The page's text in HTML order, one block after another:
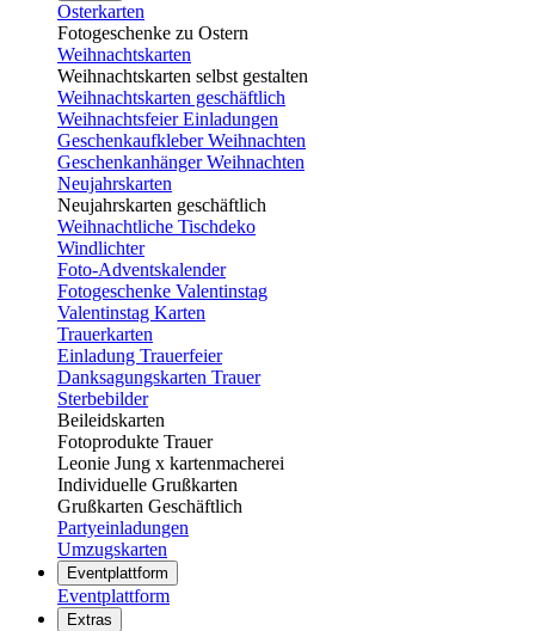
Osterkarten
Fotogeschenke zu Ostern
Weihnachtskarten
Weihnachtskarten selbst gestalten
Weihnachtskarten geschäftlich
Weihnachtsfeier Einladungen
Geschenkaufkleber Weihnachten
Geschenkanhänger Weihnachten
Neujahrskarten
Neujahrskarten geschäftlich
Weihnachtliche Tischdeko
Windlichter
Foto-Adventskalender
Fotogeschenke Valentinstag
Valentinstag Karten
Trauerkarten
Einladung Trauerfeier
Danksagungskarten Trauer
Sterbebilder
Beileidskarten
Fotoprodukte Trauer
Leonie Jung x kartenmacherei
Individuelle Grußkarten
Grußkarten Geschäftlich
Partyeinladungen
Umzugskarten
Eventplattform
Eventplattform
Extras